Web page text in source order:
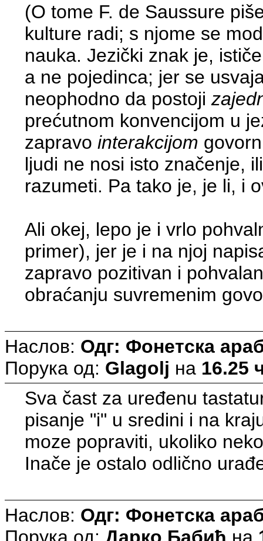
(O tome F. de Saussure
kulture radi; s njome se
nauka. Jezički znak je,
a ne pojedinca; jer se
neophodno da postoji
prećutnom konvencijom u
zapravointerakcijom
ljudi ne nosi isto značenje,
razumeti. Pa tako je, je li, i
Ali okej, lepo je i vrlo
primer), jer je i na njoj
zapravo pozitivan i
obraćanju suvremenim
Наслов: Одг: Фонетска
Порука од: Glagolj на 16.25
Sva čast za uređenu
pisanje "i" u sredini i na
moze popraviti, ukoliko
Inače je ostalo odlično
Наслов: Одг: Фонетска